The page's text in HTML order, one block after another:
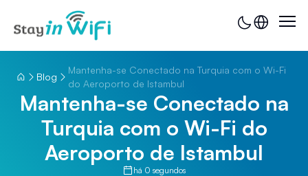
Blog
Mantenha-se Conectado na Turquia com o Wi-Fi
do Aeroporto de Istambul
Mantenha-se Conectado na
Turquia com o Wi-Fi do
Aeroporto de Istambul
há 0 segundos